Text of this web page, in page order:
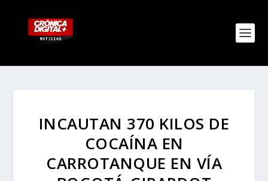
INCAUTAN 370 KILOS DE
COCAÍNA EN
CARROTANQUE EN VÍA